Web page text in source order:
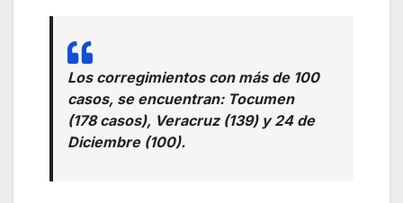
Los corregimientos con más de 100
casos, se encuentran: Tocumen
(178 casos), Veracruz (139) y 24 de
Diciembre (100).